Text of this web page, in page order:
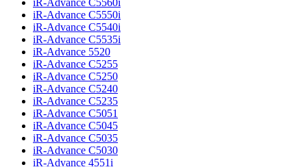
iR-Advance C5550i
iR-Advance C5540i
iR-Advance C5535i
iR-Advance 5520
iR-Advance C5255
iR-Advance C5250
iR-Advance C5240
iR-Advance C5235
iR-Advance C5051
iR-Advance C5045
iR-Advance C5035
iR-Advance C5030
iR-Advance 4551i